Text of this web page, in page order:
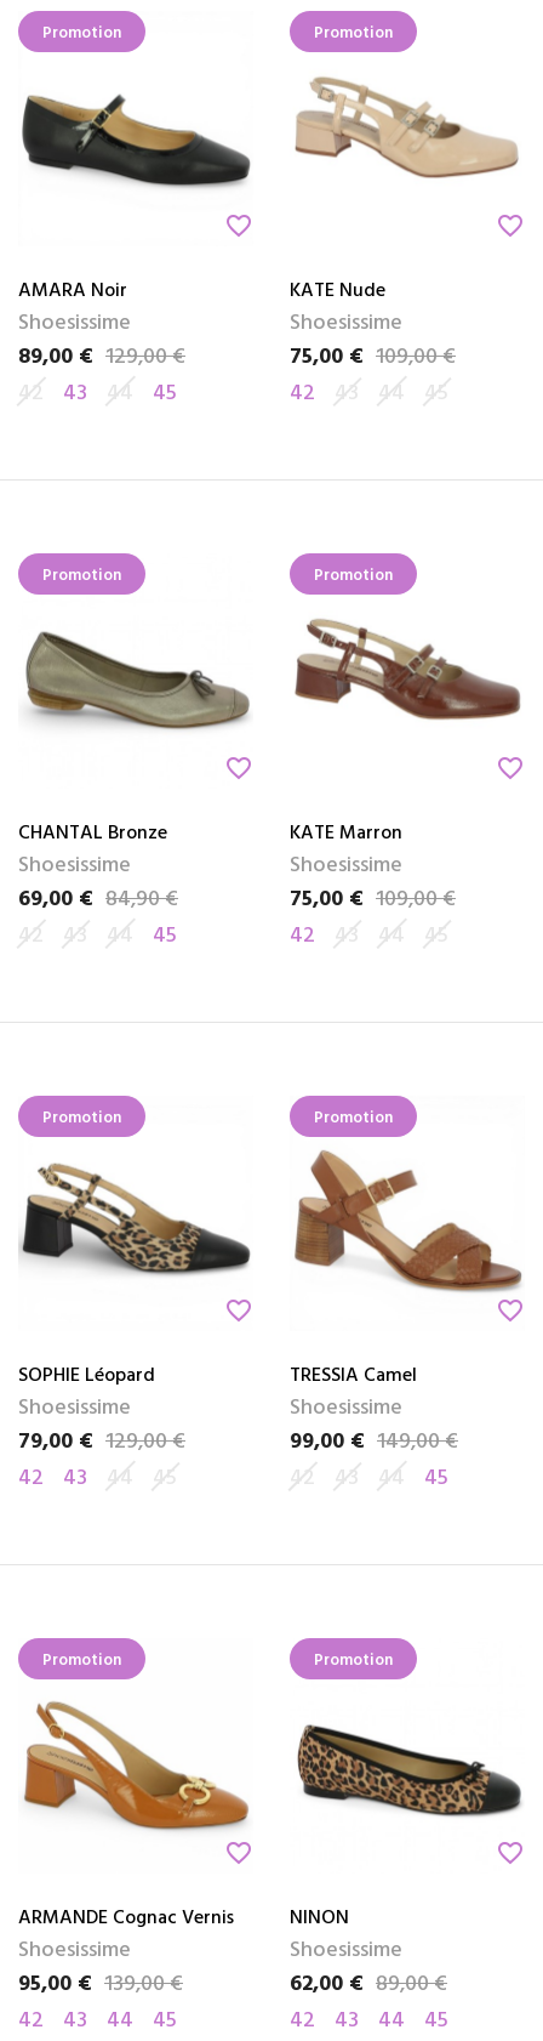
Promotion
favorite_border
AMARA Noir
Shoesissime
Prix
89,00 €
Prix de base129,00 €
42
43 44 45
Promotion
favorite_border
KATE Nude
Shoesissime
Prix
75,00 €
Prix de base109,00 €
42 43 44 45
Promotion
favorite_border
CHANTAL Bronze
Shoesissime
Prix
69,00 €
Prix de base84,90 €
42 43 44 45
Promotion
favorite_border
KATE Marron
Shoesissime
Prix
75,00 €
Prix de base109,00 €
42 43 44 45
Promotion
favorite_border
SOPHIE Léopard
Shoesissime
Prix
79,00 €
Prix de base129,00 €
42
43 44 45
Promotion
favorite_border
TRESSIA Camel
Shoesissime
Prix
99,00 €
Prix de base149,00 €
42 43 44 45
Promotion
favorite_border
ARMANDE Cognac Vernis
Shoesissime
Prix
95,00 €
Prix de base139,00 €
42
43 44 45
Promotion
favorite_border
NINON
Shoesissime
Prix
62,00 €
Prix de base89,00 €
42
43 44 45